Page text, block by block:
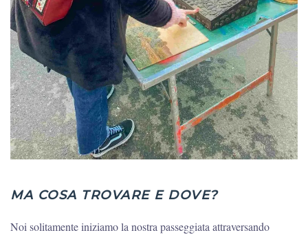
MA COSA TROVARE E DOVE?
Noi solitamente iniziamo la nostra passeggiata attraversando